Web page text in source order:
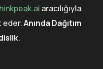
aracılığıyla
eder.Anında Dağıtım
.